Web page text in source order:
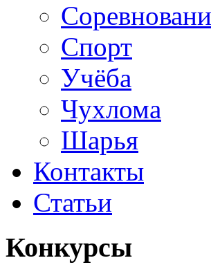
Спорт
Учёба
Чухлома
Шарья
Контакты
Статьи
Конкурсы